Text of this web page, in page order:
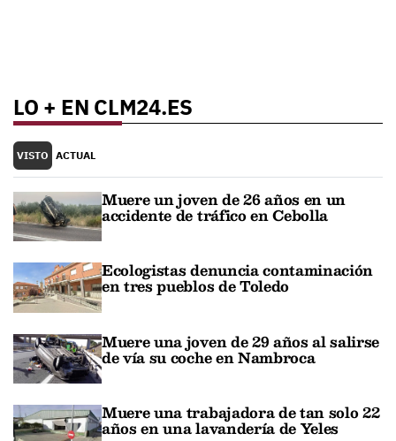
LO + EN CLM24.ES
VISTO ACTUAL
Muere un joven de 26 años en un
accidente de tráfico en Cebolla
Ecologistas denuncia contaminación
en tres pueblos de Toledo
Muere una joven de 29 años al salirse
de vía su coche en Nambroca
Muere una trabajadora de tan solo 22
años en una lavandería de Yeles